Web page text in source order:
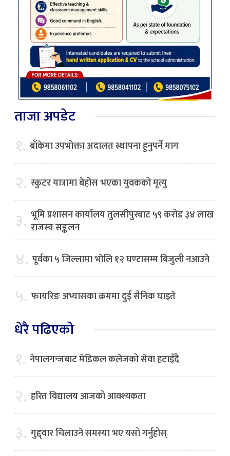
ताजा अपडेट
१. बाँकेमा उपभोक्ता अदालत स्थापना हुनुपर्ने माग
२. स्कुटर यात्रामा बेहोस भएका युवकको मृत्यु
३. भूमि प्रशासन कार्यालय तुलसीपुरबाट ५९ करोड ३४ लाख
राजस्व सङ्कलन
४. पूर्वका ५ जिल्लामा भाेलि १२ घण्टासम्म बिजुली नआउने
५. फायरिङ अभ्यासका क्रममा दुई सैनिक घाइते
धेरै पढिएको
१. नेपालगन्जबाट मेडिकल कलेजको सेवा हटाइँदै
२. हरित विद्यालय आजको आवश्यकता
३. गुद्द्वार चिलाउने समस्या भए यसो गर्नुहोस्